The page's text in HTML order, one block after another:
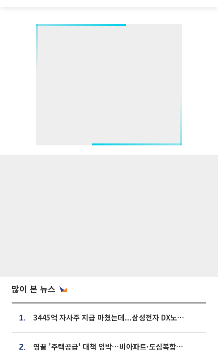
많이 본 뉴스
1. 3445억 자사주 지급 마쳤는데...삼성전자 DX노조, 뒤늦은 '떼쓰기 집회'
2. 영끌 '주택공급' 대책 임박⋯비아파트·도심복합까지 총동원